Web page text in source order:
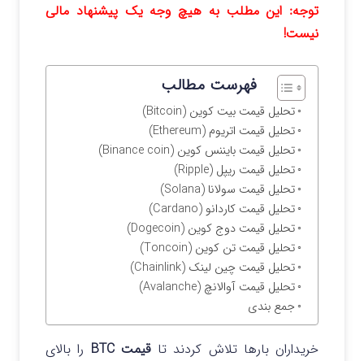
توجه: این مطلب به هیچ وجه یک پیشنهاد مالی
نیست!
فهرست مطالب
تحلیل قیمت بیت کوین (Bitcoin)
تحلیل قیمت اتریوم (Ethereum)
تحلیل قیمت بایننس کوین (Binance coin)
تحلیل قیمت ریپل (Ripple)
تحلیل قیمت سولانا (Solana)
تحلیل قیمت کاردانو (Cardano)
تحلیل قیمت دوج کوین (Dogecoin)
تحلیل قیمت تن کوین (Toncoin)
تحلیل قیمت چین لینک (Chainlink)
تحلیل قیمت آوالانچ (Avalanche)
جمع بندی
خریداران بارها تلاش کردند تاقیمت BTC
را بالای